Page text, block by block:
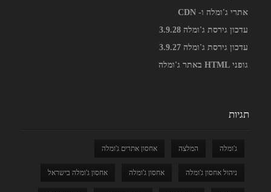
אתרי ג'ומלה ו- CDN
עדכון גירסת ג'ומלה 3.9.28
עדכון גירסת ג'ומלה 3.9.27
גופני HTML באתר ג'ומלה
תגיות
ג'ומלה המלצה אחסון אתרים ג'ומלה
ניהול אחסון ג'ומלה אחסון ג'ומלה אחסון ג'ומלה בישראל